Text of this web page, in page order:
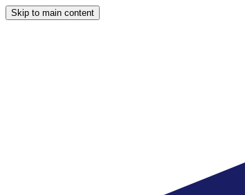
Skip to main content